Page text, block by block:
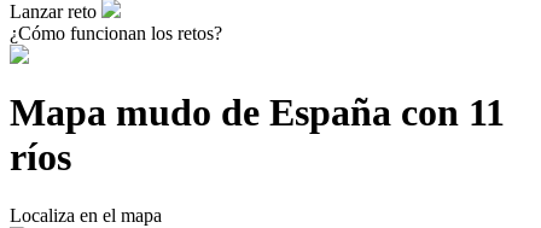
Lanzar reto
¿Cómo funcionan los retos?
Mapa mudo de España con 11
ríos
Localiza en el mapa